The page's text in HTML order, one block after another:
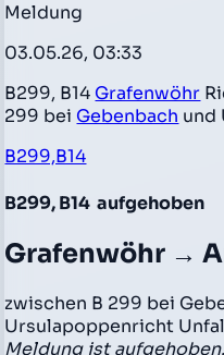
Meldung
03.05.26, 03:33
B299, B14 Grafenwöhr
299 bei Gebenbach und
B299,B14
B299, B14 aufgehoben
Grafenwöhr →
zwischen B 299 bei
Ursulapoppenricht
Meldung ist